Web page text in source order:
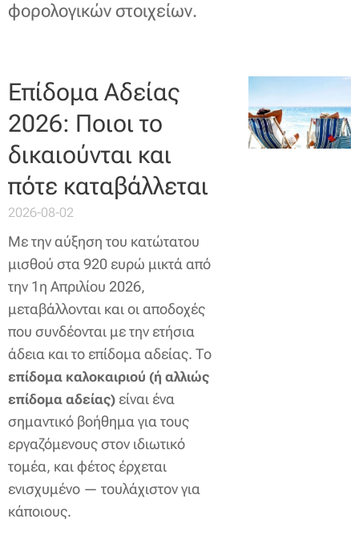
φορολογικών στοιχείων.
Επίδομα Αδείας
2026: Ποιοι το
δικαιούνται και
πότε καταβάλλεται
2026-08-02
Με την αύξηση του κατώτατου
μισθού στα 920 ευρώ μικτά από
την 1η Απριλίου 2026,
μεταβάλλονται και οι αποδοχές
που συνδέονται με την ετήσια
άδεια και το επίδομα αδείας. Το
επίδομα καλοκαιριού (ή αλλιώς
επίδομα αδείας) είναι ένα
σημαντικό βοήθημα για τους
εργαζόμενους στον ιδιωτικό
τομέα, και φέτος έρχεται
ενισχυμένο — τουλάχιστον για
κάποιους.